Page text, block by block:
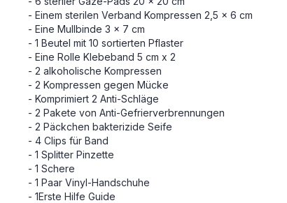
- Einem sterilen Verband Kompressen 2,5 x 6 cm
- Eine Mullbinde 3 x 7 cm
- 1 Beutel mit 10 sortierten Pflaster
- Eine Rolle Klebeband 5 cm x 2
- 2 alkoholische Kompressen
- 2 Kompressen gegen Mücke
- Komprimiert 2 Anti-Schläge
- 2 Pakete von Anti-Gefrierverbrennungen
- 2 Päckchen bakterizide Seife
- 4 Clips für Band
- 1 Splitter Pinzette
- 1 Schere
- 1 Paar Vinyl-Handschuhe
- 1Erste Hilfe Guide